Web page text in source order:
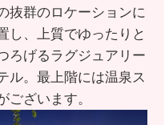
抜群のロケーションに
し、上質でゆったりと
ろげるラグジュアリー
ル。最上階には温泉ス
ございます。